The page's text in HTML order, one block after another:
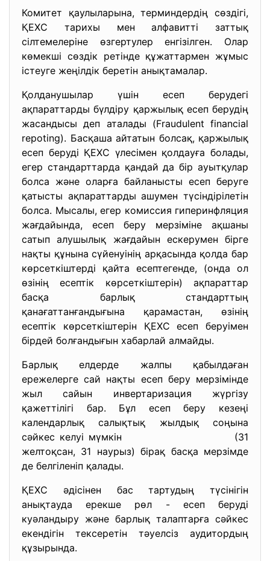
Комитет қаулыларына, терминдердің сөздігі,
ҚЕХС тарихы мен алфавитті заттық
сілтемелеріне өзгертулер енгізілген. Олар
көмекші сөздік ретінде құжаттармен жұмыс
істеуге жеңілдік беретін анықтамалар.
Қолданушылар үшін есеп берудегі
ақпараттарды бүлдіру қаржылық есеп берудің
жасандысы деп аталады (Fraudulent financial
repoting). Басқаша айтатын болсақ, қаржылық
есеп беруді ҚЕХС үлесімен қолдауға болады,
егер стандарттарда қандай да бір ауытқулар
болса және оларға байланысты есеп беруге
қатысты ақпараттарды ашумен түсіндірілетін
болса. Мысалы, егер комиссия гиперинфляция
жағдайында, есеп беру мерзіміне ақшаны
сатып алушылық жағдайын ескерумен бірге
нақты құнына сүйенуінің арқасында қолда бар
көрсеткіштерді қайта есептегенде, (онда ол
өзінің есептік көрсеткіштерін) ақпараттар
басқа барлық стандарттың
қанағаттанғандығына қарамастан, өзінің
есептік көрсеткіштерін ҚЕХС есеп беруімен
бірдей болғандығын хабарлай алмайды.
Барлық елдерде жалпы қабылдаған
ережелерге сай нақты есеп беру мерзімінде
жыл сайын инвертаризация жүргізу
қажеттілігі бар. Бұл есеп беру кезеңі
календарлық салықтық жылдық соңына
сәйкес келуі мүмкін (31
желтоқсан, 31 наурыз) бірақ басқа мерзімде
де белгіленіп қалады.
ҚЕХС әдісінен бас тартудың түсінігін
анықтауда ерекше рөл - есеп беруді
куәландыру және барлық талаптарға сәйкес
екендігін тексеретін тәуелсіз аудитордың
құзырында.